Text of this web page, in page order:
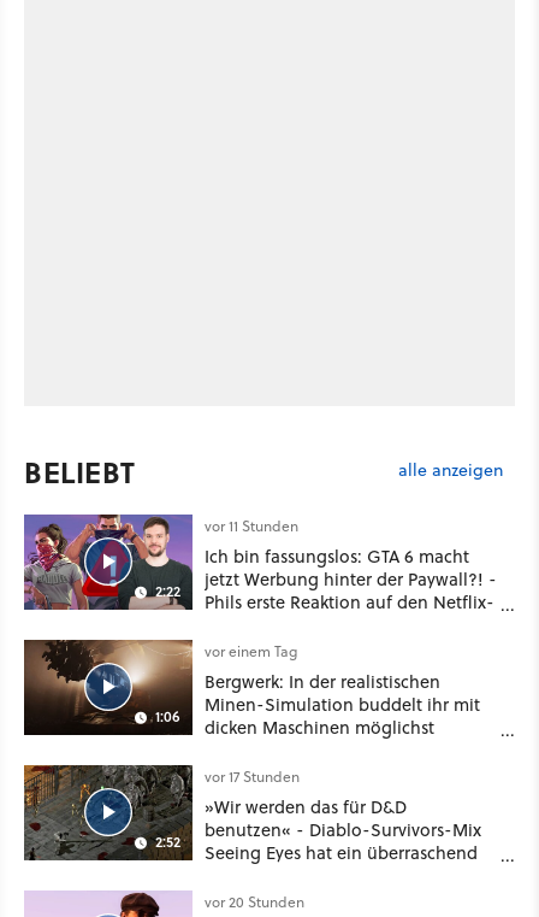
BELIEBT alle anzeigen
2:22
vor 11 Stunden
Ich bin fassungslos: GTA 6 macht
jetzt Werbung hinter der Paywall?! -
Phils erste Reaktion auf den Netflix-
1:06
vor einem Tag
Bergwerk: In der realistischen
Minen-Simulation buddelt ihr mit
dicken Maschinen möglichst
2:52
vor 17 Stunden
»Wir werden das für D&D
benutzen« - Diablo-Survivors-Mix
Seeing Eyes hat ein überraschend
vor 20 Stunden